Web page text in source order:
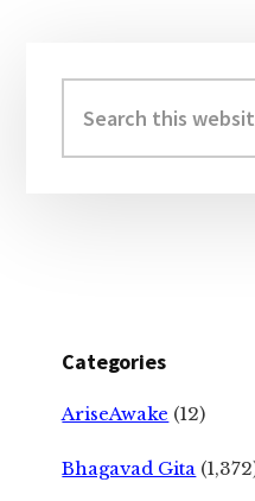
Sidebar
this
website
Categories
AriseAwake (12)
Bhagavad Gita